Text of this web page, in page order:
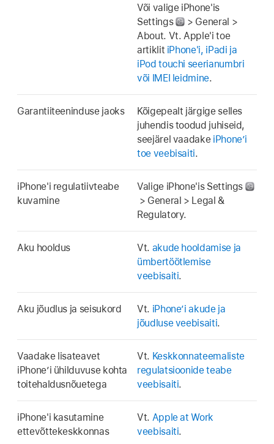
Või valige iPhone'is
Settings
> General >
About. Vt. Apple'i toe
artiklit iPhone'i, iPadi ja
iPod touchi seerianumbri
või IMEI leidmine.
Garantiiteeninduse jaoks
Kõigepealt järgige selles
juhendis toodud juhiseid,
seejärel vaadake iPhone’i
toe veebisaiti.
iPhone'i regulatiivteabe
kuvamine
Valige iPhone'is Settings
> General > Legal &
Regulatory.
Aku hooldus Vt. akude hooldamise ja
ümbertöötlemise
veebisaiti.
Aku jõudlus ja seisukord Vt. iPhone’i akude ja
jõudluse veebisaiti.
Vaadake lisateavet
iPhone’i ühilduvuse kohta
toitehaldusnõuetega
Vt. Keskkonnateemaliste
regulatsioonide teabe
veebisaiti.
iPhone'i kasutamine
ettevõttekeskkonnas
Vt. Apple at Work
veebisaiti.